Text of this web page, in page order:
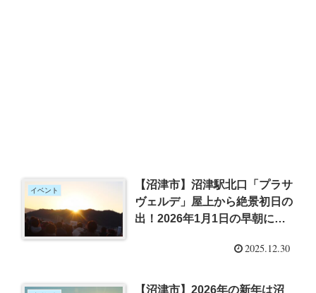
イベント
【沼津市】沼津駅北口「プラサ
ヴェルデ」屋上から絶景初日の
出！2026年1月1日の早朝に屋
2025.12.30
【沼津市】2026年の新年は沼